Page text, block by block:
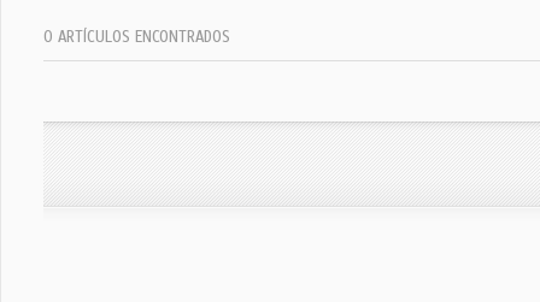
0 ARTÍCULOS ENCONTRADOS